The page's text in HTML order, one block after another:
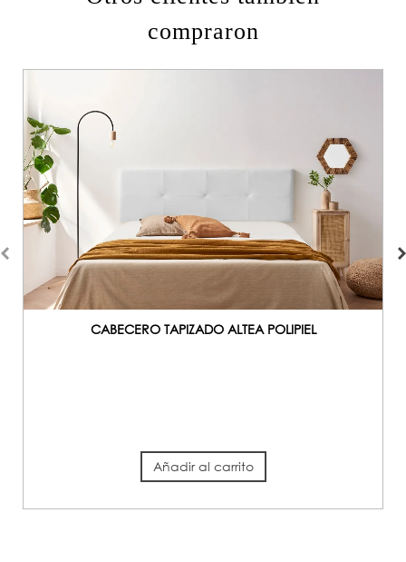
compraron
CABECERO TAPIZADO ALTEA POLIPIEL
Añadir al carrito